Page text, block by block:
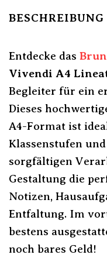
BESCHREIBUNG
Entdecke das
Vivendi A4
Begleiter für ein
Dieses
A4-Format ist
Klassenstufen
sorgfältigen
Gestaltung die
Notizen,
Entfaltung. Im
bestens
noch bares Geld!